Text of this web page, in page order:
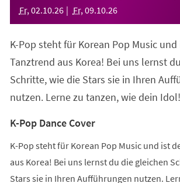
Fr, 02.10.26 Fr, 09.10.26
K-Pop steht für Korean Pop Music
Tanztrend aus Korea! Bei uns lernst
Schritte, wie die Stars sie in Ihren
nutzen. Lerne zu tanzen, wie dein Idol!
K-Pop Dance Cover
K-Pop steht für Korean Pop Music und ist
aus Korea! Bei uns lernst du die gleichen
Stars sie in Ihren Aufführungen nutzen.